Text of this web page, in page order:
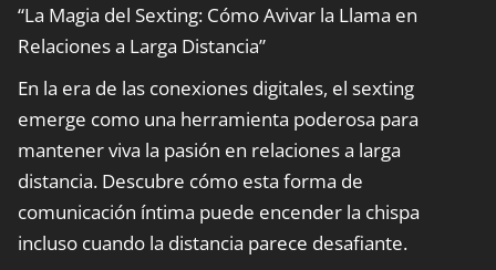
“La Magia del Sexting: Cómo Avivar la Llama en
Relaciones a Larga Distancia”
En la era de las conexiones digitales, el sexting
emerge como una herramienta poderosa para
mantener viva la pasión en relaciones a larga
distancia. Descubre cómo esta forma de
comunicación íntima puede encender la chispa
incluso cuando la distancia parece desafiante.